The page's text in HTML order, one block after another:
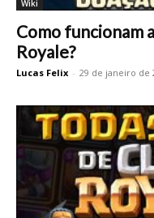
Wiki
Como funcionam
Royale?
Lucas Felix - 29 de janeiro de